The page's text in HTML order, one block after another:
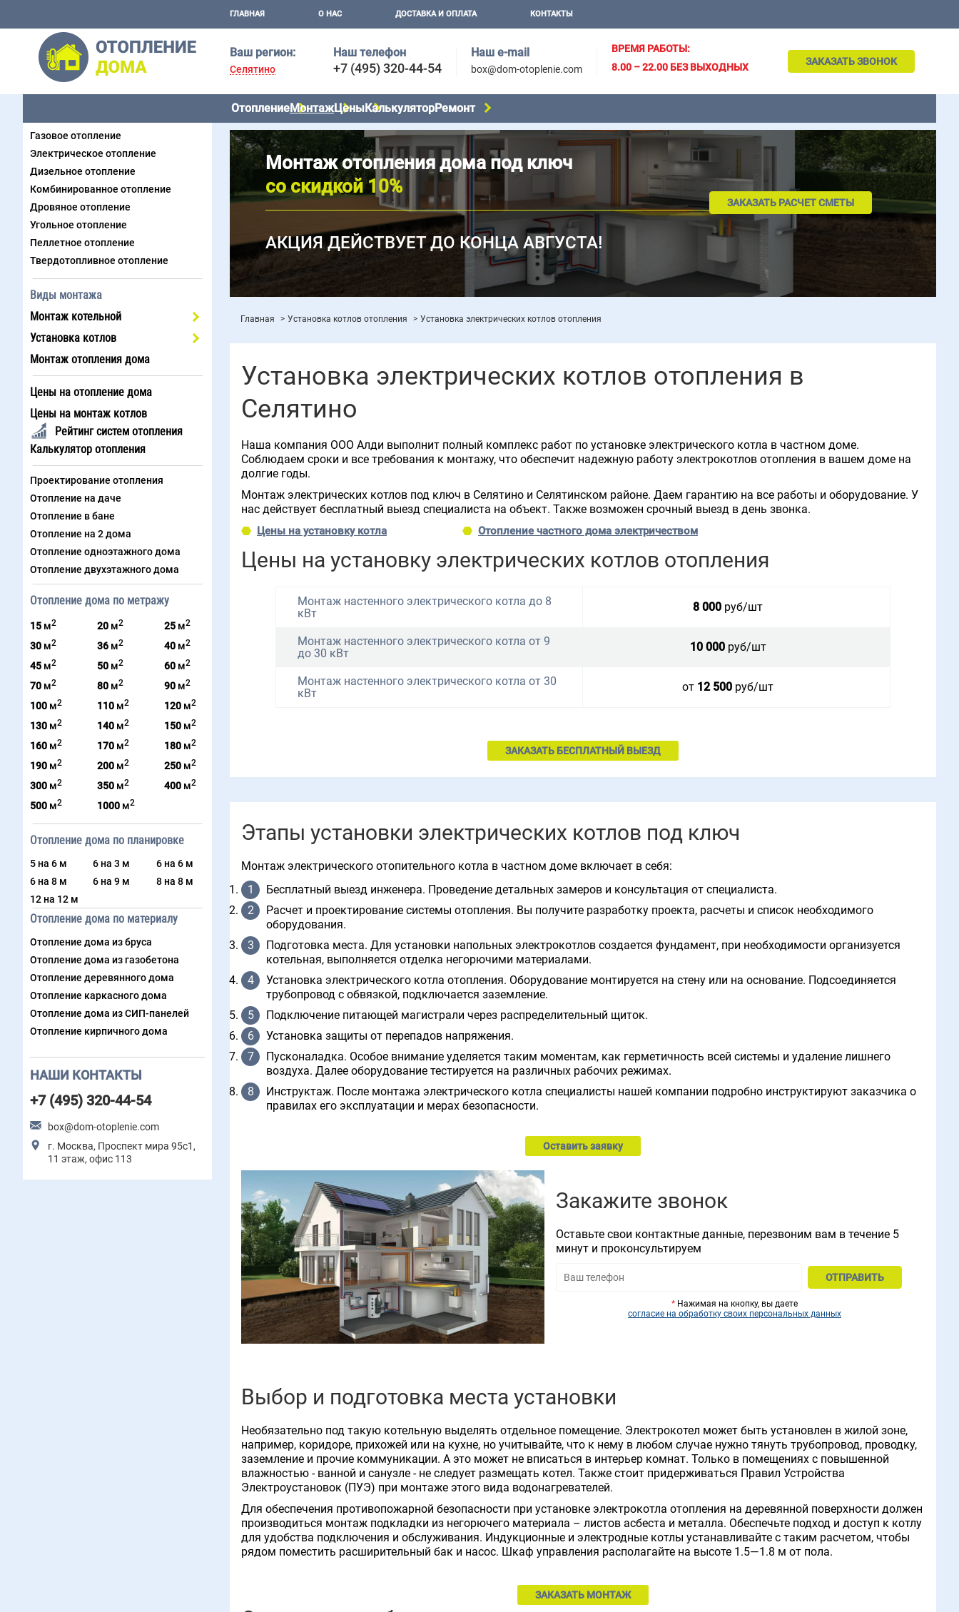
ГЛАВНАЯ О НАС ДОСТАВКА И ОПЛАТА КОНТАКТЫ
Ваш регион:
Селятино
Наш телефон
+7 (495) 320-44-54
Наш e-mail
box@dom-otoplenie.com
ВРЕМЯ РАБОТЫ:
8.00 – 22.00 БЕЗ ВЫХОДНЫХ
ЗАКАЗАТЬ ЗВОНОК
ОтоплениеМонтажЦеныКалькуляторРемонт
Газовое отопление
Электрическое отопление
Дизельное отопление
Комбинированное отопление
Дровяное отопление
Угольное отопление
Пеллетное отопление
Твердотопливное отопление
Виды монтажа
Монтаж котельной
Установка котлов
Монтаж отопления дома
Цены на отопление дома
Цены на монтаж котлов
Рейтинг систем отопления
Калькулятор отопления
Проектирование отопления
Отопление на даче
Отопление в бане
Отопление на 2 дома
Отопление одноэтажного дома
Отопление двухэтажного дома
Отопление дома по метражу
15 м2
30 м2
45 м2
70 м2
100 м2
130 м2
160 м2
190 м2
300 м2
500 м2
20 м2
36 м2
50 м2
80 м2
110 м2
140 м2
170 м2
200 м2
350 м2
1000 м2
25 м2
40 м2
60 м2
90 м2
120 м2
150 м2
180 м2
250 м2
400 м2
Отопление дома по планировке
5 на 6 м 6 на 3 м
6 на 6 м
6 на 8 м
6 на 9 м
8 на 8 м
12 на 12 м
Отопление дома по материалу
Отопление дома из бруса
Отопление дома из газобетона
Отопление деревянного дома
Отопление каркасного дома
Отопление дома из СИП-панелей
Отопление кирпичного дома
НАШИ КОНТАКТЫ
+7 (495) 320-44-54
box@dom-otoplenie.com
г. Москва, Проспект мира 95с1,
11 этаж, офис 113
Монтаж отопления дома под ключ
со скидкой 10%
АКЦИЯ ДЕЙСТВУЕТ ДО КОНЦА АВГУСТА!
ЗАКАЗАТЬ РАСЧЕТ СМЕТЫ
Главная Установка котлов отопления Установка электрических котлов отопления
Установка электрических котлов отопления в
Селятино
Наша компания ООО Алди выполнит полный комплекс работ по установке электрического котла в частном доме.
Соблюдаем сроки и все требования к монтажу, что обеспечит надежную работу электрокотлов отопления в вашем доме на
долгие годы.
Монтаж электрических котлов под ключ в Селятино и Селятинском районе. Даем гарантию на все работы и оборудование. У
нас действует бесплатный выезд специалиста на объект. Также возможен срочный выезд в день звонка.
Цены на установку котла Отопление частного дома электричеством
Цены на установку электрических котлов отопления
Монтаж настенного электрического котла до 8
кВт
8 000 руб/шт
Монтаж настенного электрического котла от 9
до 30 кВт
10 000руб/шт
Монтаж настенного электрического котла от 30
кВт
от 12 500 руб/шт
ЗАКАЗАТЬ БЕСПЛАТНЫЙ ВЫЕЗД
Этапы установки электрических котлов под ключ
Монтаж электрического отопительного котла в частном доме включает в себя:
Бесплатный выезд инженера. Проведение детальных замеров и консультация от специалиста.
Расчет и проектирование системы отопления. Вы получите разработку проекта, расчеты и список необходимого
оборудования.
Подготовка места. Для установки напольных электрокотлов создается фундамент, при необходимости организуется
котельная, выполняется отделка негорючими материалами.
Установка электрического котла отопления. Оборудование монтируется на стену или на основание. Подсоединяется
трубопровод с обвязкой, подключается заземление.
Подключение питающей магистрали через распределительный щиток.
Установка защиты от перепадов напряжения.
Пусконаладка. Особое внимание уделяется таким моментам, как герметичность всей системы и удаление лишнего
воздуха. Далее оборудование тестируется на различных рабочих режимах.
Инструктаж. После монтажа электрического котла специалисты нашей компании подробно инструктируют заказчика о
правилах его эксплуатации и мерах безопасности.
Оставить заявку
Закажите звонок
Оставьте свои контактные данные, перезвоним вам в течение 5
минут и проконсультируем
* Нажимая на кнопку, вы даете
согласие на обработку своих персональных данных
Выбор и подготовка места установки
Необязательно под такую котельную выделять отдельное помещение. Электрокотел может быть установлен в жилой зоне,
например, коридоре, прихожей или на кухне, но учитывайте, что к нему в любом случае нужно тянуть трубопровод, проводку,
заземление и прочие коммуникации. А это может не вписаться в интерьер комнат. Только в помещениях с повышенной
влажностью - ванной и санузле - не следует размещать котел. Также стоит придерживаться Правил Устройства
Электроустановок (ПУЭ) при монтаже этого вида водонагревателей.
Для обеспечения противопожарной безопасности при установке электрокотла отопления на деревянной поверхности должен
производиться монтаж подкладки из негорючего материала – листов асбеста и металла. Обеспечьте подход и доступ к котлу
для удобства подключения и обслуживания. Индукционные и электродные котлы устанавливайте с таким расчетом, чтобы
рядом поместить расширительный бак и насос. Шкаф управления располагайте на высоте 1.5—1.8 м от пола.
ЗАКАЗАТЬ МОНТАЖ